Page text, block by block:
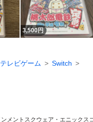
3,500 円
テレビゲーム
Switch
メント スクウェア・エニックス